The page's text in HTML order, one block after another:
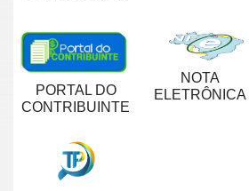
PORTAL DO
CONTRIBUINTE
NOTA
ELETRÔNICA